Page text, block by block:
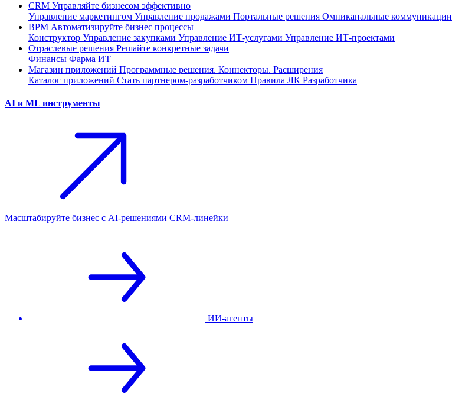
CRM Управляйте бизнесом эффективно
Управление маркетингом Управление продажами Портальные решения Омниканальные коммуникации
BPM Автоматизируйте бизнес процессы
Конструктор Управление закупками Управление ИТ-услугами Управление ИТ-проектами
Отраслевые решения Решайте конкретные задачи
Финансы Фарма ИТ
Магазин приложений Программные решения. Коннекторы. Расширения
Каталог приложений Стать партнером-разработчиком Правила ЛК Разработчика
AI и ML инструменты
Масштабируйте бизнес с AI‑решениями CRM‑линейки
ИИ-агенты